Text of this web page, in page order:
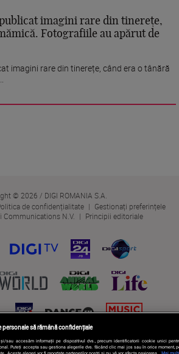
imagini rare din tinerețe,
Fotografiile au apărut de
imagini rare din tinerețe, când era o tânără
© 2026 / DIGI ROMANIA S.A.
de confidențialitate
Gestionați preferințele
Communications N.V. Principii editoriale
personale să rămână confidențiale
sau accesăm informații pe dispozitivul dvs., precum identificatorii cookie unici
Puteți accepta sau gestiona alegerile dvs. făcând clic mai jos sau în orice moment,
Aceste alegeri vor fi raportate partenerilor noștri și nu vă vor afecta navigarea.
Mai